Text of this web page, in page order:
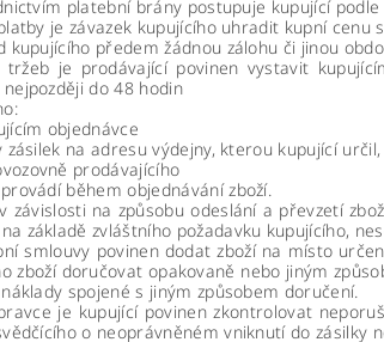
platební brány postupuje kupující
je závazek kupujícího uhradit kupní
kupujícího předem žádnou zálohu či jinou
tržeb je prodávající povinen vystavit
do 48 hodin
objednávce
na adresu výdejny, kterou kupující určil,
prodávajícího
během objednávání zboží.
závislosti na způsobu odeslání a převzetí
základě zvláštního požadavku kupujícího,
smlouvy povinen dodat zboží na místo
zboží doručovat opakovaně nebo jiným
spojené s jiným způsobem doručení.
je kupující povinen zkontrolovat
o neoprávněném vniknutí do zásilky